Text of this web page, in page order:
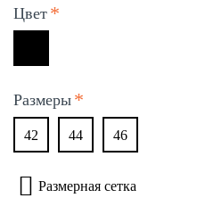
Цвет
Размеры
42 44 46
Размерная сетка